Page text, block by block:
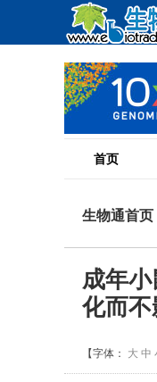
首页
生物通首页
成年
化而
【字体： 大 中